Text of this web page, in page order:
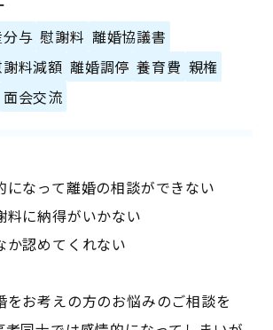
与 慰謝料 離婚協議書
料減額 離婚調停 養育費 親権
面会交流
なって離婚の相談ができない
に納得がいかない
認めてくれない
をお考えの方のお悩みのご相談を